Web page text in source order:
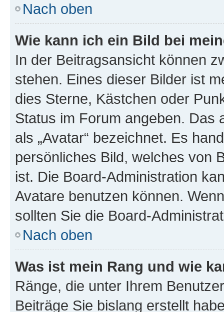
Nach oben
Wie kann ich ein Bild bei
In der Beitragsansicht können
stehen. Eines dieser Bilder ist
dies Sterne, Kästchen oder
Status im Forum angeben. Das
als „Avatar“ bezeichnet. Es
persönliches Bild, welches von
ist. Die Board-Administration
Avatare benutzen können.
sollten Sie die Board-
Nach oben
Was ist mein Rang und wie
Ränge, die unter Ihrem
Beiträge Sie bislang erstellt